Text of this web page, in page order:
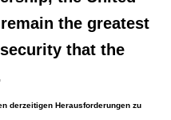
the greatest
that the
derzeitigen Herausforderungen zu